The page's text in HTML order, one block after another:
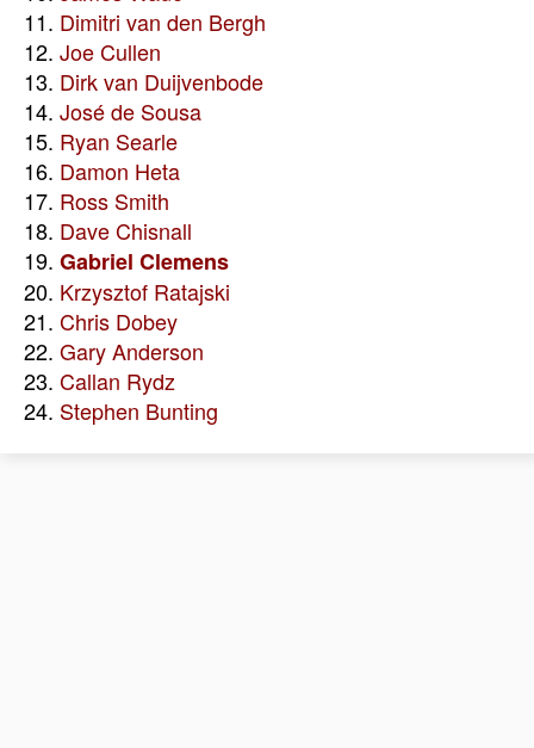
11. Dimitri van den Bergh
12. Joe Cullen
13. Dirk van Duijvenbode
14. José de Sousa
15. Ryan Searle
16. Damon Heta
17. Ross Smith
18. Dave Chisnall
19. Gabriel Clemens
20. Krzysztof Ratajski
21. Chris Dobey
22. Gary Anderson
23. Callan Rydz
24. Stephen Bunting